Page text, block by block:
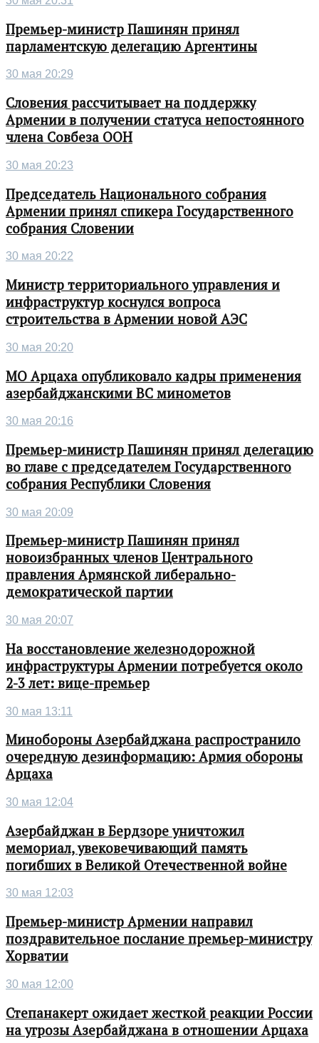
Премьер-министр Пашинян принял
парламентскую делегацию Аргентины
30 мая 20:29
Словения рассчитывает на поддержку
Армении в получении статуса непостоянного
члена Совбеза ООН
30 мая 20:23
Председатель Национального собрания
Армении принял спикера Государственного
собрания Словении
30 мая 20:22
Министр территориального управления и
инфраструктур коснулся вопроса
строительства в Армении новой АЭС
30 мая 20:20
МО Арцаха опубликовало кадры применения
азербайджанскими ВС минометов
30 мая 20:16
Премьер-министр Пашинян принял делегацию
во главе с председателем Государственного
собрания Республики Словения
30 мая 20:09
Премьер-министр Пашинян принял
новоизбранных членов Центрального
правления Армянской либерально-
демократической партии
30 мая 20:07
На восстановление железнодорожной
инфраструктуры Армении потребуется около
2-3 лет: вице-премьер
30 мая 13:11
Минобороны Азербайджана распространило
очередную дезинформацию: Армия обороны
Арцаха
30 мая 12:04
Азербайджан в Бердзоре уничтожил
мемориал, увековечивающий память
погибших в Великой Отечественной войне
30 мая 12:03
Премьер-министр Армении направил
поздравительное послание премьер-министру
Хорватии
30 мая 12:00
Степанакерт ожидает жесткой реакции России
на угрозы Азербайджана в отношении Арцаха